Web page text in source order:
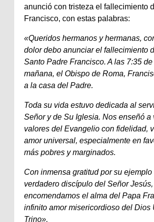
anunció con tristeza el fallecimiento
Francisco, con estas palabras:
«Queridos hermanos y hermanas,
dolor debo anunciar el fallecimiento
Santo Padre Francisco. A las 7:35 de
mañana, el Obispo de Roma,
a la casa del Padre.
Toda su vida estuvo dedicada al
Señor y de Su Iglesia. Nos enseñó a
valores del Evangelio con fidelidad,
amor universal, especialmente en
más pobres y marginados.
Con inmensa gratitud por su ejemplo
verdadero discípulo del Señor Jesús,
encomendamos el alma del Papa
infinito amor misericordioso del Dios
Trino».